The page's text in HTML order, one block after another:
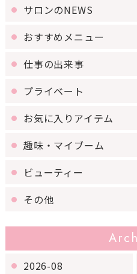
サロンのNEWS
おすすめメニュー
仕事の出来事
プライベート
お気に入りアイテム
趣味・マイブーム
ビューティー
その他
2026-08